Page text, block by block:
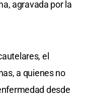
agravada por la
el
a quienes no
desde